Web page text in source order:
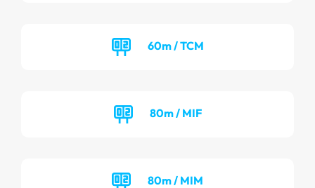
60m / TCM
80m / MIF
80m / MIM